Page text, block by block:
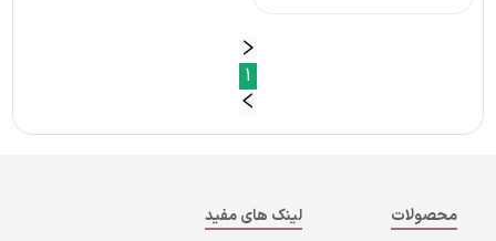
1
محصولات لینک های مفید